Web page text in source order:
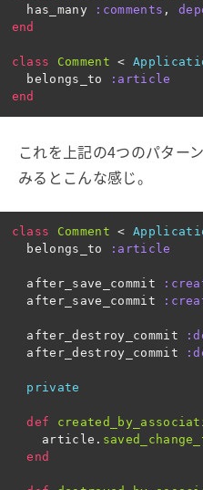
has_many
:comments ,
end
class Comment <
belongs_to
:article
end
これを上記の4つのパター
みるとこんな感じ。
class Comment <
belongs_to
:article
after_save_commit
after_save_commit
after_destroy_commit
after_destroy_commit
private
def
article .
end